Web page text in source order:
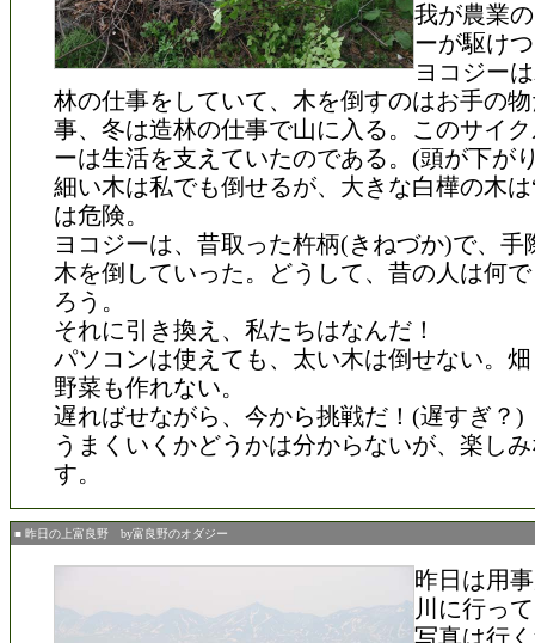
我が農業
ーが駆け
ヨコジー
林の仕事をしていて、木を倒すのはお手の
事、冬は造林の仕事で山に入る。このサイ
ーは生活を支えていたのである。(頭が下が
細い木は私でも倒せるが、大きな白樺の木
は危険。
ヨコジーは、昔取った杵柄(きねづか)で、手
木を倒していった。どうして、昔の人は何
ろう。
それに引き換え、私たちはなんだ！
パソコンは使えても、太い木は倒せない。
野菜も作れない。
遅ればせながら、今から挑戦だ！(遅すぎ？)
うまくいくかどうかは分からないが、楽し
す。
■ 昨日の上富良野 by富良野のオダジー
昨日は用
川に行っ
写真は行